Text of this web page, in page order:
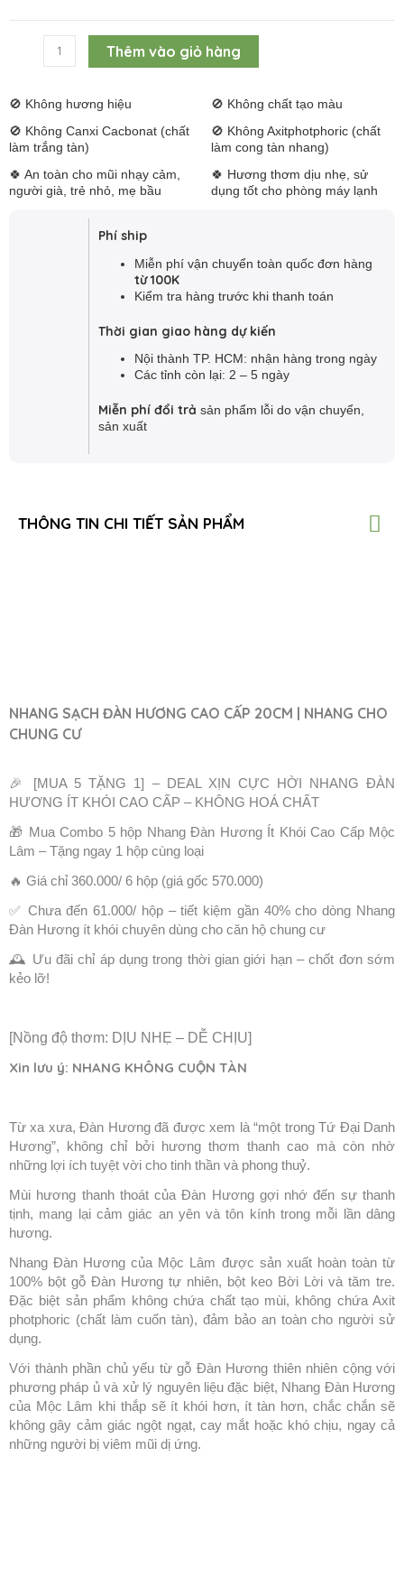
Nhang
300
|
căn
hộ
Thêm vào giỏ hàng
🚫 Không hương hiệu
🚫 Không Canxi Cacbonat (chất
làm trắng tàn)
🍀 An toàn cho mũi nhạy cảm,
người già, trẻ nhỏ, mẹ bầu
🚫 Không chất tạo màu
🚫 Không Axitphotphoric (chất
làm cong tàn nhang)
🍀 Hương thơm dịu nhẹ, sử
dụng tốt cho phòng máy lạnh
Phí ship
Miễn phí vận chuyển toàn quốc đơn hàng
từ 100K
Kiểm tra hàng trước khi thanh toán
Thời gian giao hàng dự kiến
Nội thành TP. HCM: nhận hàng trong ngày
Các tỉnh còn lại: 2 – 5 ngày
Miễn phí đổi trả sản phẩm lỗi do vận chuyển,
sản xuất
THÔNG TIN CHI TIẾT SẢN PHẨM
NHANG SẠCH ĐÀN HƯƠNG CAO CẤP 20CM | NHANG CHO
CHUNG CƯ
🎉 [MUA 5 TẶNG 1] – DEAL XỊN CỰC HỜI NHANG ĐÀN
HƯƠNG ÍT KHÓI CAO CẤP – KHÔNG HOÁ CHẤT
🎁 Mua Combo 5 hộp Nhang Đàn Hương Ít Khói Cao Cấp Mộc
Lâm – Tặng ngay 1 hộp cùng loại
🔥 Giá chỉ 360.000/ 6 hộp (giá gốc 570.000)
✅ Chưa đến 61.000/ hộp – tiết kiệm gần 40% cho dòng Nhang
Đàn Hương ít khói chuyên dùng cho căn hộ chung cư
🕰 Ưu đãi chỉ áp dụng trong thời gian giới hạn – chốt đơn sớm
kẻo lỡ!
[Nồng độ thơm: DỊU NHẸ – DỄ CHỊU]
Xin lưu ý: NHANG KHÔNG CUỘN TÀN
Từ xa xưa, Đàn Hương đã được xem là “một trong Tứ Đại Danh
Hương”, không chỉ bởi hương thơm thanh cao mà còn nhờ
những lợi ích tuyệt vời cho tinh thần và phong thuỷ.
Mùi hương thanh thoát của Đàn Hương gợi nhớ đến sự thanh
tịnh, mang lại cảm giác an yên và tôn kính trong mỗi lần dâng
hương.
Nhang Đàn Hương của Mộc Lâm được sản xuất hoàn toàn từ
100% bột gỗ Đàn Hương tự nhiên, bột keo Bời Lời và tăm tre.
Đặc biệt sản phẩm không chứa chất tạo mùi, không chứa Axit
photphoric (chất làm cuốn tàn), đảm bảo an toàn cho người sử
dụng.
Với thành phần chủ yếu từ gỗ Đàn Hương thiên nhiên cộng với
phương pháp ủ và xử lý nguyên liệu đặc biệt, Nhang Đàn Hương
của Mộc Lâm khi thắp sẽ ít khói hơn, ít tàn hơn, chắc chắn sẽ
không gây cảm giác ngột ngạt, cay mắt hoặc khó chịu, ngay cả
những người bị viêm mũi dị ứng.